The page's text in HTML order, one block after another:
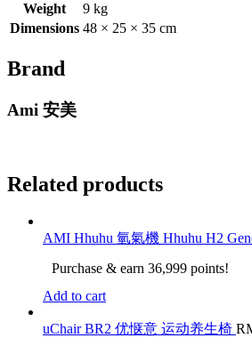
Weight
9 kg
Dimensions 48 × 25 × 35 cm
Brand
Ami 安美
Related products
AMI Hhuhu 氫氣機 Hhuhu H2
Purchase & earn 36,999 points!
Add to cart
uChair BR2 优惬意 运动养生椅